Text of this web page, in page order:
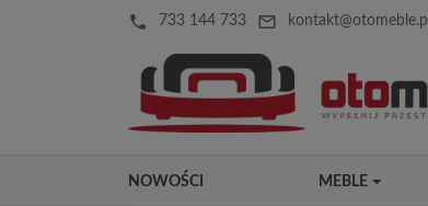
local_phone 733 144 733 mail_outline kontakt@otomeble.pl
NOWOŚCI MEBLE